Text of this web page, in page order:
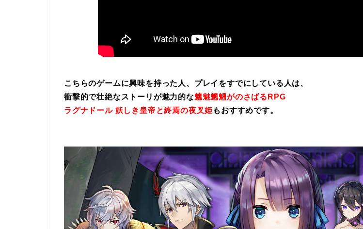
こちらのゲームに興味を持った人、プレイをすでにしている人は、
衝撃的で壮絶なストーリが魅力的な魑魅魍魎がのさばるRPG
ラグナドール 妖しき皇帝と終焉の夜叉姫 もおすすめです。